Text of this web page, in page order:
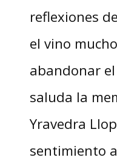
reflexiones
el vino
abandonar
saluda la
Yravedra
sentimiento